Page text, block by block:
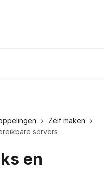
Zelf maken
servers
en